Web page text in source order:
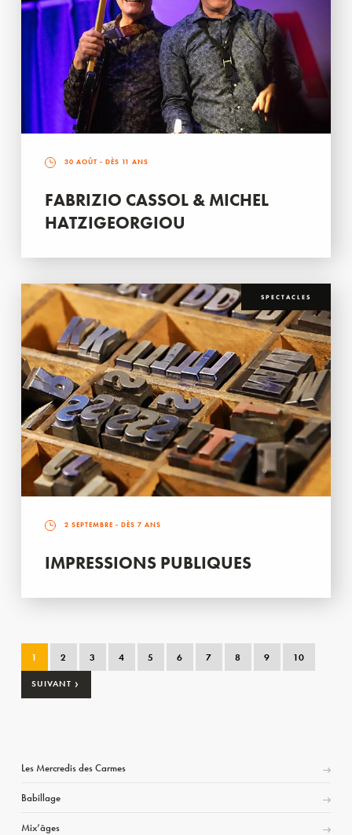
30 AOÛT - DÈS 11 ANS
FABRIZIO CASSOL & MICHEL
HATZIGEORGIOU
SPECTACLES
2 SEPTEMBRE - DÈS 7 ANS
IMPRESSIONS PUBLIQUES
1 2 3 4 5 6 7 8 9 10
SUIVANT ›
Les Mercredis des Carmes
Babillage
Mix’âges